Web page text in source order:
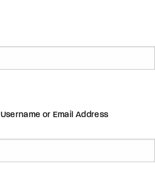
Username or Email Address